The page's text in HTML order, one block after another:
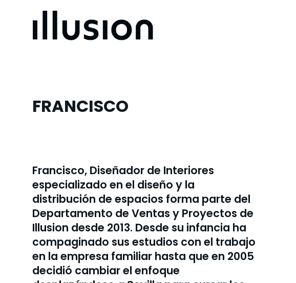
FRANCISCO
Francisco, Diseñador de Interiores
especializado en el diseño y la
distribución de espacios forma parte del
Departamento de Ventas y Proyectos de
Illusion desde 2013. Desde su infancia ha
compaginado sus estudios con el trabajo
en la empresa familiar hasta que en 2005
decidió cambiar el enfoque